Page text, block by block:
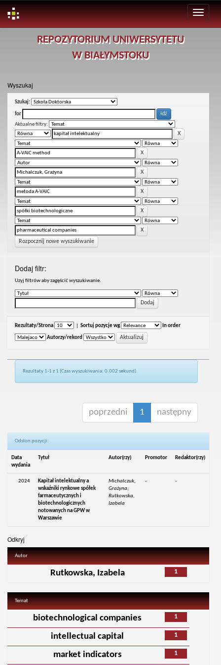
REPOZYTORIUM UNIWERSYTETU
W BIAŁYMSTOKU
Wyszukaj
Szukaj:
for
Aktualne filtry:
Rozpocznij nowe wyszukiwanie
Dodaj filtr:
Uzyj filtrów aby zagęścić wyszukiwanie.
Rezultaty/Strona Sortuj pozycje wg In order
Autorzy/rekord
Rezultaty 1-1 z 1 (Czas wyszukiwania: 0.002 sekund).
poprzedni 1 następny
Odsłon pozycji:
Data
wydania
Tytuł Autor(rzy) Promotor Redaktor(rzy)
2024
Kapitał intelektualny a
wskaźniki rynkowe spółek
farmaceutycznych i
biotechnologicznych
notowanych na GPW w
Warszawie
Michalczuk,
Grażyna;
Rutkowska,
Izabela
- -
Odkryj
Autor
1
Rutkowska, Izabela
Temat
1
biotechnological companies
1
intellectual capital
1
market indicators